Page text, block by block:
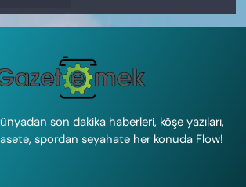
son dakika haberleri, köşe yazıları,
spordan seyahate her konuda Flow!